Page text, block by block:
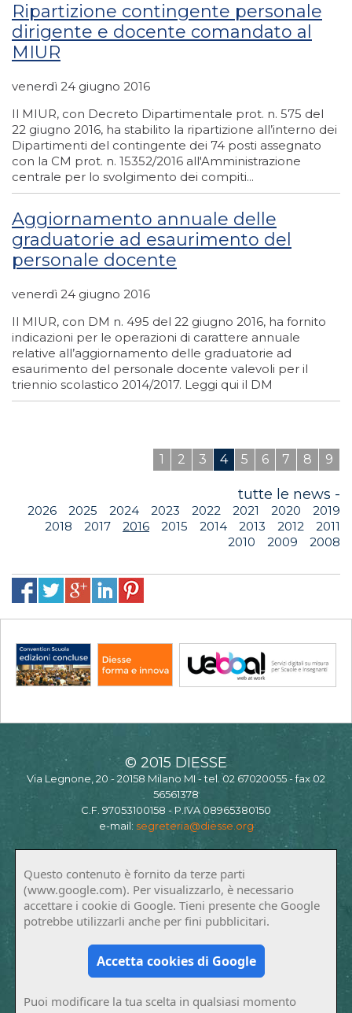
Ripartizione contingente personale
dirigente e docente comandato al
MIUR
venerdì 24 giugno 2016
Il MIUR, con Decreto Dipartimentale prot. n. 575 del
22 giugno 2016, ha stabilito la ripartizione all’interno dei
Dipartimenti del contingente dei 74 posti assegnato
con la CM prot. n. 15352/2016 all'Amministrazione
centrale per lo svolgimento dei compiti...
Aggiornamento annuale delle
graduatorie ad esaurimento del
personale docente
venerdì 24 giugno 2016
Il MIUR, con DM n. 495 del 22 giugno 2016, ha fornito
indicazioni per le operazioni di carattere annuale
relative all’aggiornamento delle graduatorie ad
esaurimento del personale docente valevoli per il
triennio scolastico 2014/2017. Leggi qui il DM
1 2 3 4 5 6 7 8 9
tutte le news -
2026 2025 2024 2023 2022 2021 2020
2019
2018
2017 2016 2015 2014 2013 2012
2011
2010
2009 2008
© 2015 DIESSE
Via Legnone, 20 - 20158 Milano MI - tel. 02 67020055 - fax 02
56561378
C.F. 97053100158 - P.IVA 08965380150
e-mail: segreteria@diesse.org
Questo contenuto è fornito da terze parti
(www.google.com). Per visualizzarlo, è necessario
accettare i cookie di Google. Tieni presente che Google
potrebbe utilizzarli anche per fini pubblicitari.
Accetta cookies di Google
Puoi modificare la tua scelta in qualsiasi momento